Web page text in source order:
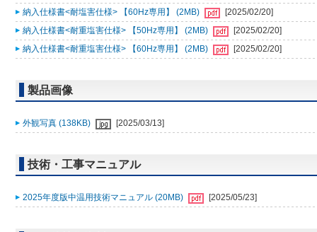
納入仕様書<耐塩害仕様> 【60Hz専用】 (2MB)
[2025/02/20]
納入仕様書<耐重塩害仕様> 【50Hz専用】 (2MB)
[2025/02/20]
納入仕様書<耐重塩害仕様> 【60Hz専用】 (2MB)
[2025/02/20]
製品画像
外観写真 (138KB) [2025/03/13]
技術・工事マニュアル
2025年度版中温用技術マニュアル (20MB) [2025/05/23]